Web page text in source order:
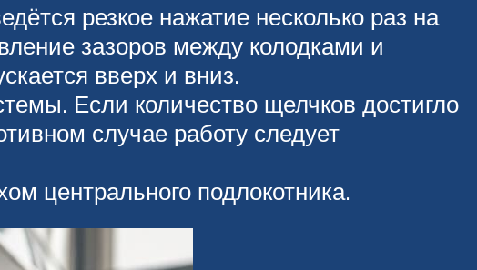
резкое нажатие несколько раз на
зазоров между колодками и
вверх и вниз.
Если количество щелчков достигло
случае работу следует
центрального подлокотника.